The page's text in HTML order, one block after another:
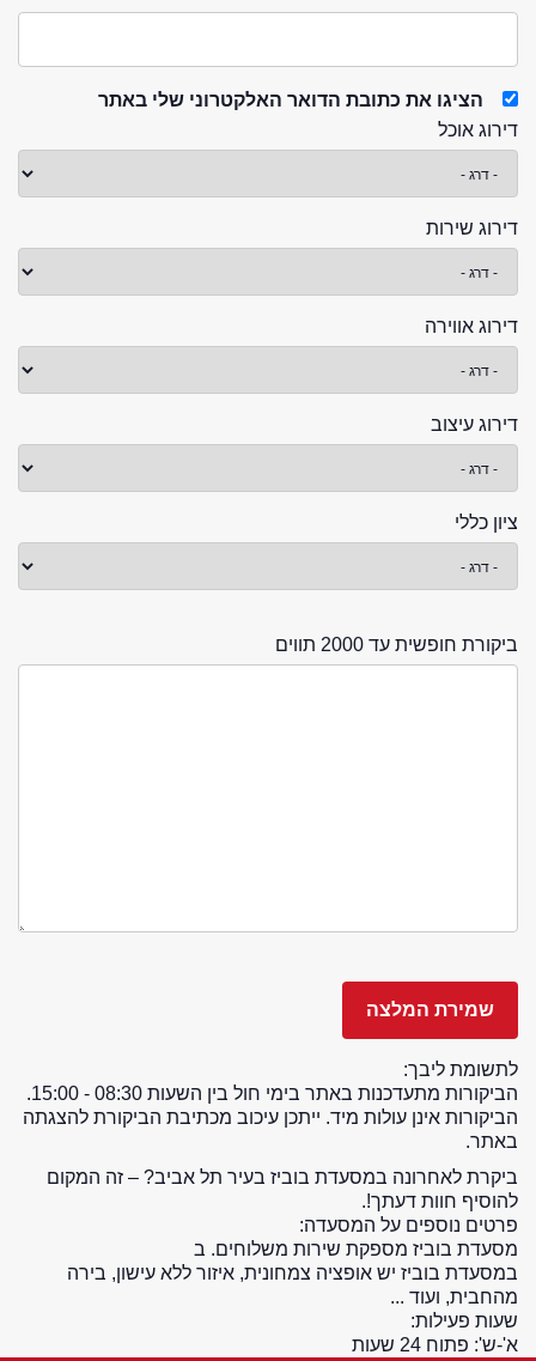
הציגו את כתובת הדואר האלקטרוני שלי באתר
דירוג אוכל
דירוג שירות
דירוג אווירה
דירוג עיצוב
ציון כללי
ביקורת חופשית עד 2000 תווים
לתשומת ליבך:
הביקורות מתעדכנות באתר בימי חול בין השעות 08:30 - 15:00.
הביקורות אינן עולות מיד. ייתכן עיכוב מכתיבת הביקורת להצגתה
באתר.
ביקרת לאחרונה במסעדת בוביז בעיר תל אביב? – זה המקום
להוסיף חוות דעתך!.
פרטים נוספים על המסעדה:
מסעדת בוביז מספקת שירות משלוחים. ב
במסעדת בוביז יש אופציה צמחונית, איזור ללא עישון, בירה
מהחבית, ועוד ...
שעות פעילות:
א'-ש': פתוח 24 שעות